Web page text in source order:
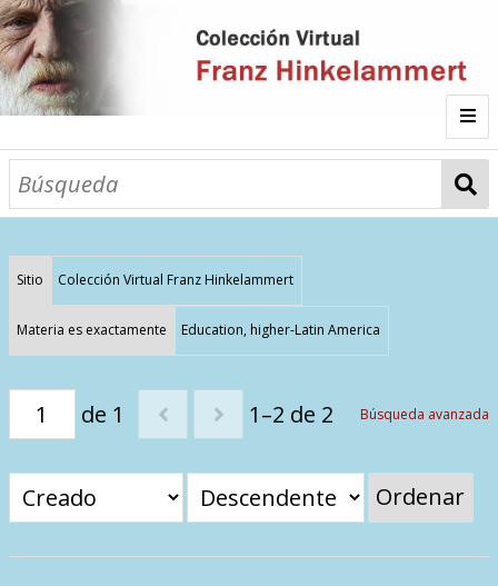
Inicio
Categorías
Todos los documentos
Materias
Sitios de Interés
Contactos
Fichas
Sitio Colección Virtual Franz Hinkelammert
Materia es exactamente Education, higher-Latin America
de 1 1–2 de 2 Búsqueda avanzada
Ordenar